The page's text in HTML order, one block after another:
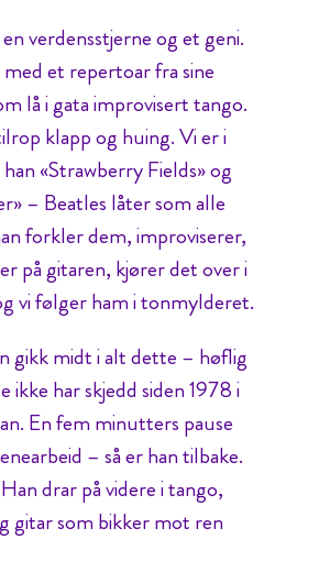
verdensstjerne og et geni.
et repertoar fra sine
lå i gata improvisert tango.
klapp og huing. Vi er i
«Strawberry Fields» og
– Beatles låter som alle
forkler dem, improviserer,
på gitaren, kjører det over i
vi følger ham i tonmylderet.
gikk midt i alt dette – høflig
ikke har skjedd siden 1978 i
En fem minutters pause
– så er han tilbake.
drar på videre i tango,
gitar som bikker mot ren